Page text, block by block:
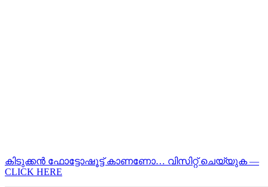
കിടുക്കന്‍ ഫോട്ടോഷൂട്ട്‌ കാണണോ… വിസിറ്റ് ചെയ്യുക —
CLICK HERE